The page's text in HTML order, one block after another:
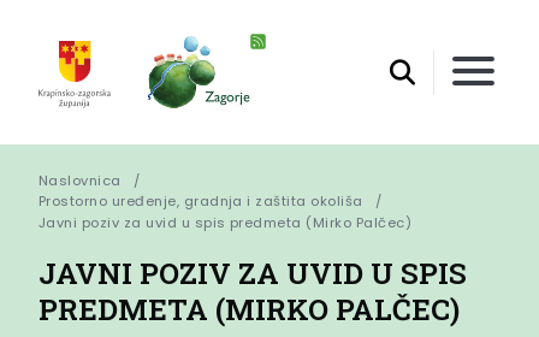
Naslovnica
Prostorno uređenje, gradnja i zaštita okoliša
Javni poziv za uvid u spis predmeta (Mirko Palčec)
JAVNI POZIV ZA UVID U SPIS
PREDMETA (MIRKO PALČEC)